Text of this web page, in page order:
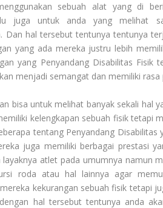
sebuah alat yang di
juga untuk anda yang melihat
Dan hal tersebut tentunya tentunya
yang ada mereka justru lebih
yang Penyandang Disabilitas Fisik
menjadi semangat dan memiliki rasa
bisa untuk melihat banyak sekali hal
kelengkapan sebuah fisik tetapi
tentang Penyandang Disabilitas
juga memiliki berbagai prestasi
atlet pada umumnya namun
roda atau hal lainnya agar
kekurangan sebuah fisik tetapi
hal tersebut tentunya anda